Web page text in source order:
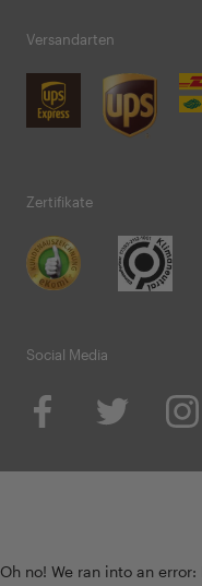
Versandarten
Zertifikate
Social Media
Oh no! We ran into an error: